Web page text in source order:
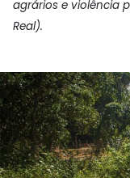
agrários e violência
Real).